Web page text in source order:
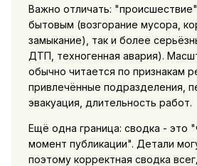
Важно отличать:
бытовым (возгорание мусора,
замыкание), так и более
ДТП, техногенная авария).
обычно читается по признакам
привлечённые подразделения,
эвакуация, длительность работ.
Ещё одна граница: сводка - это
момент публикации". Детали
поэтому корректная сводка